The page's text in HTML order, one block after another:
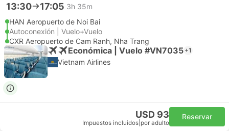
13:30 17:05 3h 35m
HAN Aeropuerto de Noi Bai
Autoconexión | Vuelo+Vuelo
CXR Aeropuerto de Cam Ranh, Nha Trang
Económica | Vuelo #VN7035 +1
Vietnam Airlines
USD 93
Impuestos incluidos por adulto
Reservar